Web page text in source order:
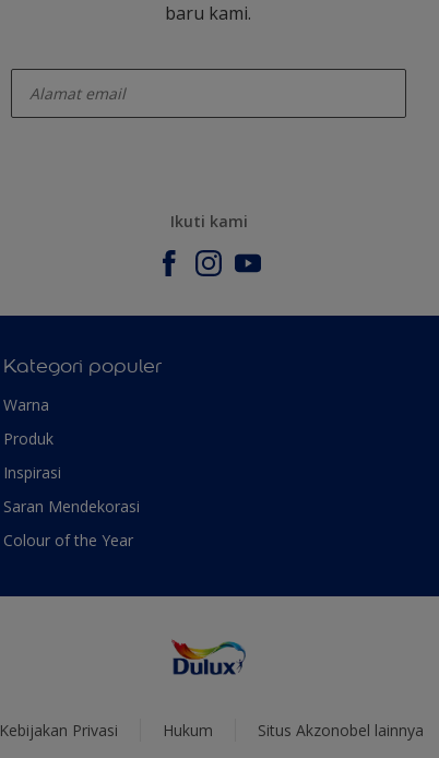
baru kami.
Ikuti kami
Kategori populer
Warna
Produk
Inspirasi
Saran Mendekorasi
Colour of the Year
Kebijakan Privasi Hukum Situs Akzonobel lainnya